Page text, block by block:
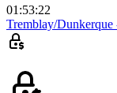
01:53:22
Tremblay/